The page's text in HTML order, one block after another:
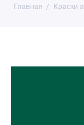
Главная Краски